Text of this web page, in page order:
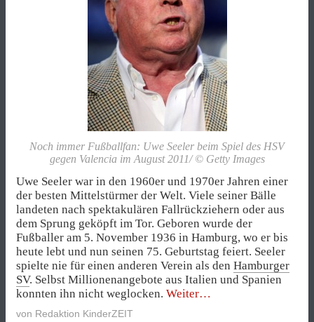
Noch immer Fußballfan: Uwe Seeler beim Spiel des HSV
gegen Valencia im August 2011/ © Getty Images
Uwe Seeler war in den 1960er und 1970er Jahren einer
der besten Mittelstürmer der Welt. Viele seiner Bälle
landeten nach spektakulären Fallrückziehern oder aus
dem Sprung geköpft im Tor. Geboren wurde der
Fußballer am 5. November 1936 in Hamburg, wo er bis
heute lebt und nun seinen 75. Geburtstag feiert. Seeler
spielte nie für einen anderen Verein als den Hamburger
SV. Selbst Millionenangebote aus Italien und Spanien
konnten ihn nicht weglocken. Weiter„Wer
von Redaktion KinderZEIT